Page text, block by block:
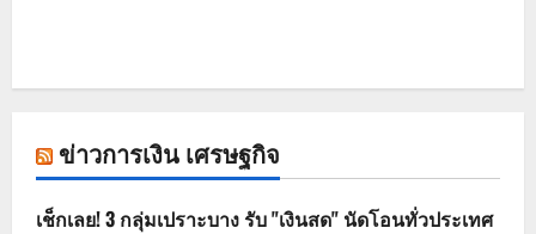
ข่าวการเงิน เศรษฐกิจ
เช็กเลย! 3 กลุ่มเปราะบาง รับ "เงินสด" นัดโอนทั่วประเทศ